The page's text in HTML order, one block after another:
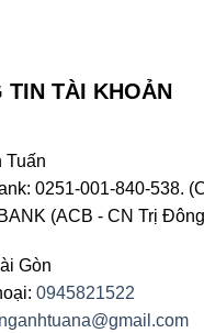
TIN TÀI KHOẢN
Tuấn
0251-001-840-538.
(ACB - CN Trị
Gòn
0945821522